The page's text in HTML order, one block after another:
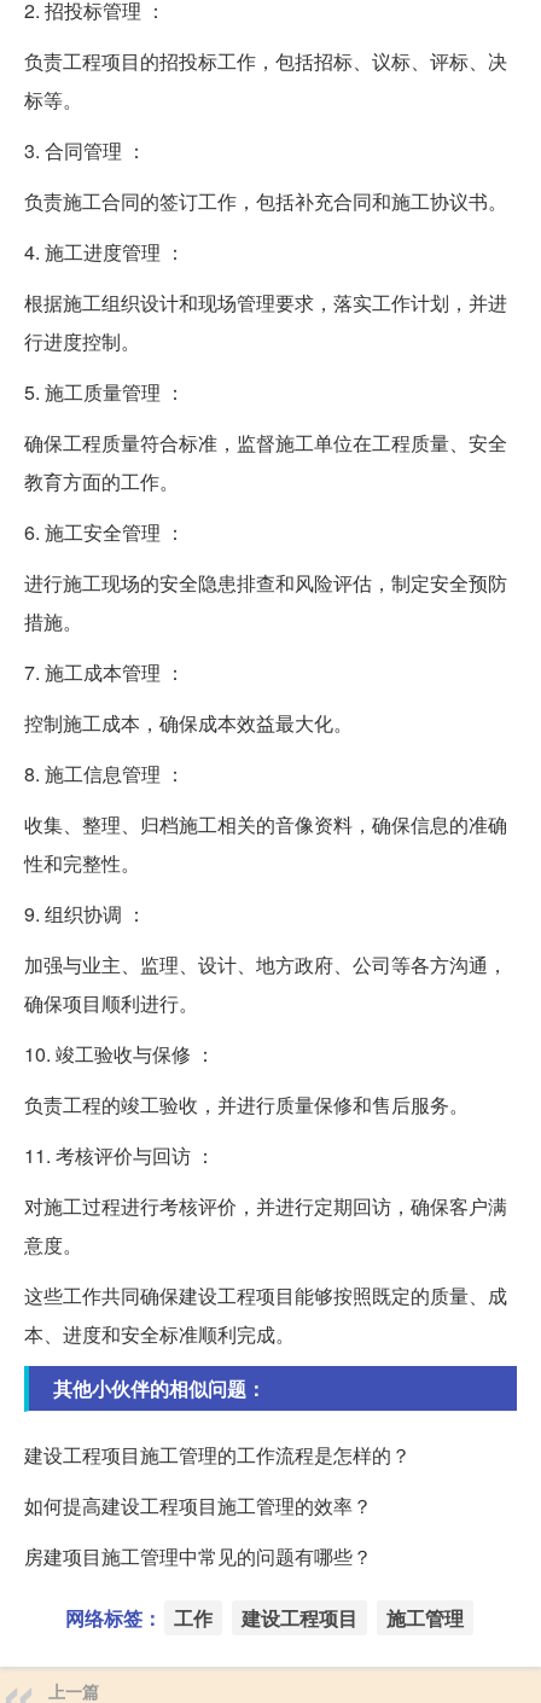
2. 招投标管理 ：
负责工程项目的招投标工作，包括招标、议标、评标、决
标等。
3. 合同管理 ：
负责施工合同的签订工作，包括补充合同和施工协议书。
4. 施工进度管理 ：
根据施工组织设计和现场管理要求，落实工作计划，并进
行进度控制。
5. 施工质量管理 ：
确保工程质量符合标准，监督施工单位在工程质量、安全
教育方面的工作。
6. 施工安全管理 ：
进行施工现场的安全隐患排查和风险评估，制定安全预防
措施。
7. 施工成本管理 ：
控制施工成本，确保成本效益最大化。
8. 施工信息管理 ：
收集、整理、归档施工相关的音像资料，确保信息的准确
性和完整性。
9. 组织协调 ：
加强与业主、监理、设计、地方政府、公司等各方沟通，
确保项目顺利进行。
10. 竣工验收与保修 ：
负责工程的竣工验收，并进行质量保修和售后服务。
11. 考核评价与回访 ：
对施工过程进行考核评价，并进行定期回访，确保客户满
意度。
这些工作共同确保建设工程项目能够按照既定的质量、成
本、进度和安全标准顺利完成。
其他小伙伴的相似问题：
建设工程项目施工管理的工作流程是怎样的？
如何提高建设工程项目施工管理的效率？
房建项目施工管理中常见的问题有哪些？
网络标签： 工作 建设工程项目 施工管理
上一篇